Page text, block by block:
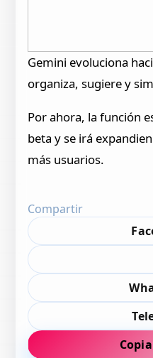
Gemini evoluciona
organiza, sugiere y
Por ahora, la función
beta y se irá
más usuarios.
Compartir